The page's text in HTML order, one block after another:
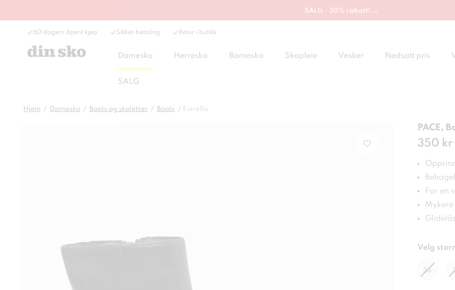
SALG - 30% rabatt! →
60 dagers åpent kjøp Sikker betaling Retur i butikk
Damesko Herresko Barnesko Skopleie Vesker Nedsatt pris
SALG
Hjem Damesko Boots og skoletter Boots Estrella
PACE,
Pris:
350 kr
For en
Velg
36